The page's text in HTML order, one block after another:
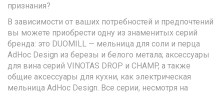
признания?
В зависимости от ваших потребностей и предпочтений
вы можете приобрести одну из знаменитых серий
бренда: это DUOMILL — мельница для соли и перца
AdHoc Design из березы и белого метала; аксессуары
для вина серий VINOTAS DROP и CHAMP, а также
общие аксессуары для кухни, как электрическая
мельница AdHoc Design. Все серии, несмотря на